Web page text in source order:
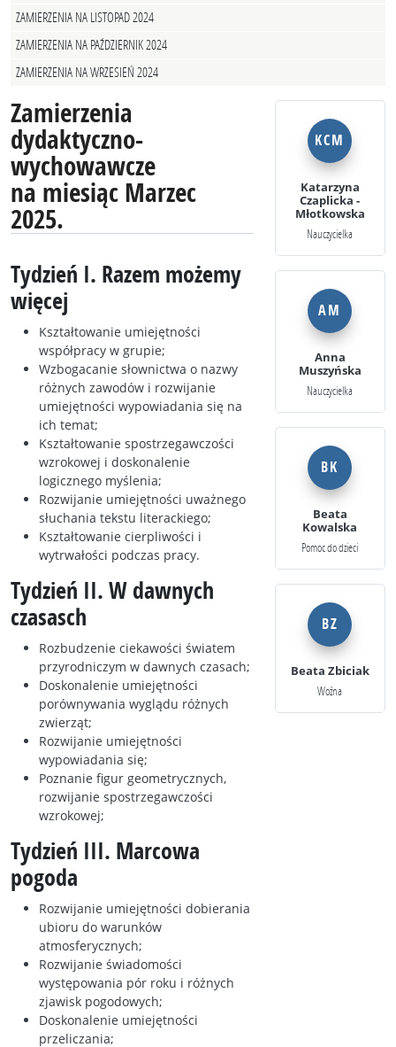
ZAMIERZENIA NA LISTOPAD 2024
ZAMIERZENIA NA PAŹDZIERNIK 2024
ZAMIERZENIA NA WRZESIEŃ 2024
Zamierzenia
dydaktyczno-
wychowawcze
na miesiąc Marzec
2025.
Tydzień I. Razem możemy
więcej
Kształtowanie umiejętności
współpracy w grupie;
Wzbogacanie słownictwa o nazwy
różnych zawodów i rozwijanie
umiejętności wypowiadania się na
ich temat;
Kształtowanie spostrzegawczości
wzrokowej i doskonalenie
logicznego myślenia;
Rozwijanie umiejętności uważnego
słuchania tekstu literackiego;
Kształtowanie cierpliwości i
wytrwałości podczas pracy.
Tydzień II. W dawnych
czasasch
Rozbudzenie ciekawości światem
przyrodniczym w dawnych czasach;
Doskonalenie umiejętności
porównywania wyglądu różnych
zwierząt;
Rozwijanie umiejętności
wypowiadania się;
Poznanie figur geometrycznych,
rozwijanie spostrzegawczości
wzrokowej;
Tydzień III. Marcowa
pogoda
Rozwijanie umiejętności dobierania
ubioru do warunków
atmosferycznych;
Rozwijanie świadomości
występowania pór roku i różnych
zjawisk pogodowych;
Doskonalenie umiejętności
przeliczania;
KCM
Katarzyna
Czaplicka -
Młotkowska
Nauczycielka
AM
Anna
Muszyńska
Nauczycielka
BK
Beata
Kowalska
Pomoc do dzieci
BZ
Beata Zbiciak
Woźna